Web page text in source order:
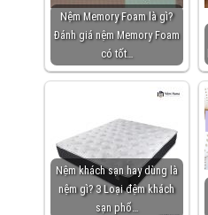
Nệm Memory Foam là gì?
Đánh giá nệm Memory Foam
có tốt…
Nệm khách sạn hay dùng là
nệm gì? 3 Loại đệm khách
sạn phổ…